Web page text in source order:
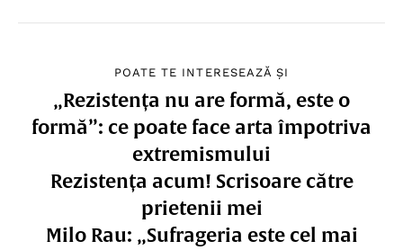
POATE TE INTERESEAZĂ ȘI
„Rezistența nu are formă, este o
formă”: ce poate face arta împotriva
extremismului
Rezistența acum! Scrisoare către
prietenii mei
Milo Rau: „Sufrageria este cel mai